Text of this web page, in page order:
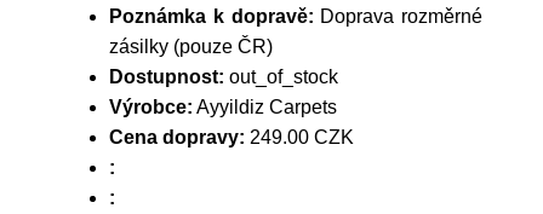
Poznámka k dopravě: Doprava rozměrné
zásilky (pouze ČR)
Dostupnost: out_of_stock
Výrobce: Ayyildiz Carpets
Cena dopravy: 249.00 CZK
:
: